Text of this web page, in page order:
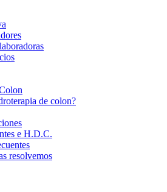
de colon?
e H.D.C.
resolvemos